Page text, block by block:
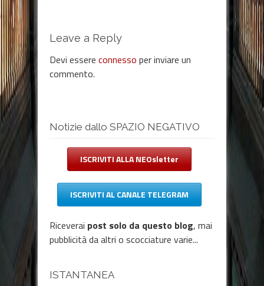
Leave a Reply
Devi essere connesso per inviare un
commento.
Notizie dallo SPAZIO NEGATIVO
ISCRIVITI ALLA NEOsletter
ISCRIVITI AL CANALE TELEGRAM
Riceverai post solo da questo blog, mai
pubblicità da altri o scocciature varie...
ISTANTANEA